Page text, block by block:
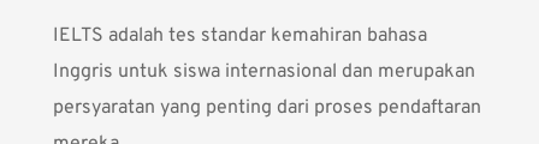
IELTS adalah tes standar kemahiran bahasa
Inggris untuk siswa internasional dan merupakan
persyaratan yang penting dari proses pendaftaran